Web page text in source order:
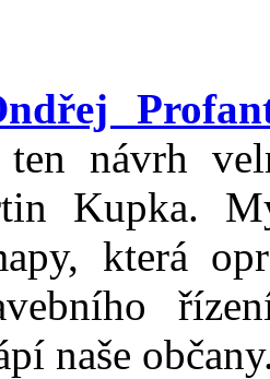
návrh
Kupka.
která
naše